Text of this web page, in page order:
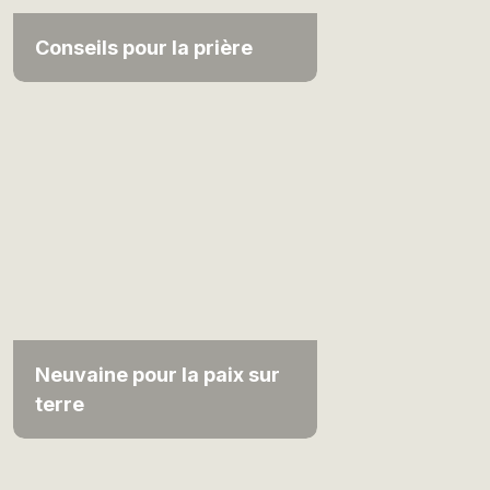
Conseils pour la prière
Neuvaine pour la paix sur
terre